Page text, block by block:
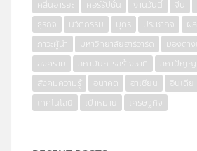
คลื่นอารยะ คอร์รัปชั่น งานวันนี้ จีน
ธุรกิจ
นวัตกรรม บุตร ประชากิจ ผ
ภาวะผู้นำ
มหาวิทยาลัยฮาร์วาร์ด มองต่าง
สงคราม
สถาบันการสร้างชาติ สภาปัญญ
สังคมความรู้
อนาคต อาเซียน อินเดีย
เทคโนโลยี
เป้าหมาย เศรษฐกิจ